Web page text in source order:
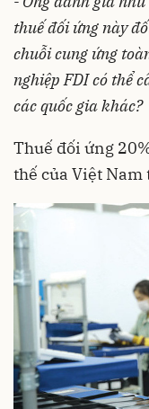
thuế đối ứng này
chuỗi cung ứng
nghiệp FDI có thể
các quốc gia khác?
Thuế đối ứng
thế của Việt